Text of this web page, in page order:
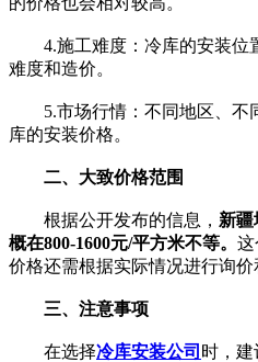
4.施工难度：冷库的安装位
难度和造价。
5.市场行情：不同地区、不
库的安装价格。
二、大致价格范围
根据公开发布的信息， 新
概在800-1600元/平方米不等。 这
价格还需根据实际情况进行询价
三、注意事项
在选择冷库安装公司 时，